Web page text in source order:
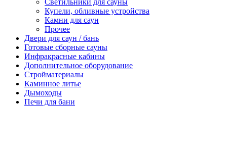
Светильники для сауны
Купели, обливные устройства
Камни для саун
Прочее
Двери для саун / бань
Готовые сборные сауны
Инфракрасные кабины
Дополнительное оборудование
Стройматериалы
Каминное литье
Дымоходы
Печи для бани